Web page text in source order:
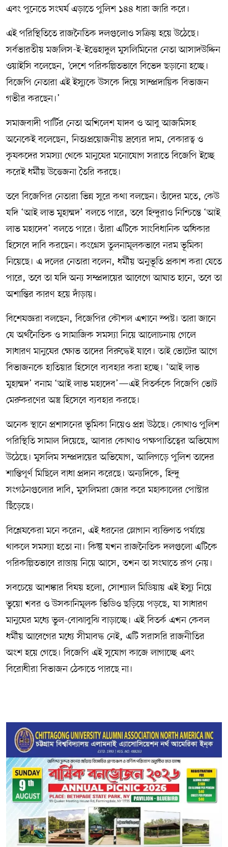
এবং পুনেতে সংঘর্ষ এড়াতে পুলিশ ১৪৪ ধারা জারি করে।
এই পরিস্থিতিতে রাজনৈতিক দলগুলোও সক্রিয় হয়ে উঠেছে।
সর্বভারতীয় মজলিস-ই-ইত্তেহাদুল মুসলিমিনের নেতা আসাদউদ্দিন
ওয়াইসি বলেছেন, ‘দেশে পরিকল্পিতভাবে বিভেদ ছড়ানো হচ্ছে।
বিজেপি নেতারা এই ইস্যুকে উসকে দিয়ে সাম্প্রদায়িক বিভাজন
গভীর করছেন।’
সমাজবাদী পার্টির নেতা অখিলেশ যাদব ও আবু আজমিসহ
অনেকেই বলেছেন, নিত্যপ্রয়োজনীয় দ্রব্যের দাম, বেকারত্ব ও
কৃষকদের সমস্যা থেকে মানুষের মনোযোগ সরাতে বিজেপি ইচ্ছে
করেই ধর্মীয় উত্তেজনা তৈরি করছে।
তবে বিজেপির নেতারা ভিন্ন সুরে কথা বলছেন। তাঁদের মতে, কেউ
যদি ‘আই লাভ মুহাম্মদ’ বলতে পারে, তবে হিন্দুরাও নিশ্চিন্তে ‘আই
লাভ মহাদেব’ বলতে পারে। তাঁরা এটিকে সাংবিধানিক অধিকার
হিসেবে দাবি করছেন। কংগ্রেস তুলনামূলকভাবে নরম ভূমিকা
নিয়েছে। এ দলের নেতারা বলেন, ধর্মীয় অনুভূতি প্রকাশ করা যেতে
পারে, তবে তা যদি অন্য সম্প্রদায়ের আবেগে আঘাত হানে, তবে তা
অশান্তির কারণ হয়ে দাঁড়ায়।
বিশেষজ্ঞরা বলছেন, বিজেপির কৌশল এখানে স্পষ্ট। তারা জানে
যে অর্থনৈতিক ও সামাজিক সমস্যা নিয়ে আলোচনায় গেলে
সাধারণ মানুষের ক্ষোভ তাদের বিরুদ্ধেই যাবে। তাই ভোটের আগে
বিভাজনকে হাতিয়ার হিসেবে ব্যবহার করা হচ্ছে। ‘আই লাভ
মুহাম্মদ’ বনাম ‘আই লাভ মহাদেব’—এই বিতর্ককে বিজেপি ভোট
মেরুকরণের অস্ত্র হিসেবে ব্যবহার করছে।
অনেক স্থানে প্রশাসনের ভূমিকা নিয়েও প্রশ্ন উঠছে। কোথাও পুলিশ
পরিস্থিতি সামাল দিয়েছে, আবার কোথাও পক্ষপাতিত্বের অভিযোগ
উঠেছে। মুসলিম সম্প্রদায়ের অভিযোগ, আলিগড়ে পুলিশ তাদের
শান্তিপূর্ণ মিছিলে বাধা প্রদান করেছে। অন্যদিকে, হিন্দু
সংগঠনগুলোর দাবি, মুসলিমরা জোর করে মহাকালের পোস্টার
ছিঁড়েছে।
বিশ্লেষকেরা মনে করেন, এই ধরনের স্লোগান ব্যক্তিগত পর্যায়ে
থাকলে সমস্যা হতো না। কিন্তু যখন রাজনৈতিক দলগুলো এটিকে
পরিকল্পিতভাবে রাস্তায় নিয়ে আসে, তখন তা সংঘাতে রূপ নেয়।
সবচেয়ে আশঙ্কার বিষয় হলো, সোশ্যাল মিডিয়ায় এই ইস্যু নিয়ে
ভুয়ো খবর ও উসকানিমূলক ভিডিও ছড়িয়ে পড়ছে, যা সাধারণ
মানুষের মধ্যে ভুল-বোঝাবুঝি বাড়াচ্ছে। এই বিতর্ক এখন কেবল
ধর্মীয় আবেগের মধ্যে সীমাবদ্ধ নেই, এটি সরাসরি রাজনীতির
অংশ হয়ে গেছে। বিজেপি এই সুযোগ কাজে লাগাচ্ছে এবং
বিরোধীরা বিভাজন ঠেকাতে পারছে না।